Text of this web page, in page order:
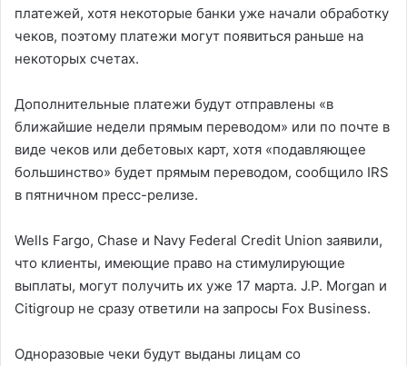
платежей, хотя некоторые банки уже начали обработку
чеков, поэтому платежи могут появиться раньше на
некоторых счетах.
Дополнительные платежи будут отправлены «в
ближайшие недели прямым переводом» или по почте в
виде чеков или дебетовых карт, хотя «подавляющее
большинство» будет прямым переводом, сообщило IRS
в пятничном пресс-релизе.
Wells Fargo, Chase и Navy Federal Credit Union заявили,
что клиенты, имеющие право на стимулирующие
выплаты, могут получить их уже 17 марта. J.P. Morgan и
Citigroup не сразу ответили на запросы Fox Business.
Одноразовые чеки будут выданы лицам со